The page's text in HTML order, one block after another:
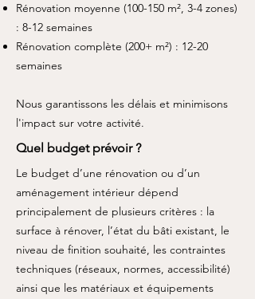
Rénovation moyenne (100-150 m², 3-4 zones)
: 8-12 semaines
Rénovation complète (200+ m²) : 12-20
semaines
Nous garantissons les délais et minimisons
l'impact sur votre activité.
Quel budget prévoir ?
Le budget d’une rénovation ou d’un
aménagement intérieur dépend
principalement de plusieurs critères : la
surface à rénover, l’état du bâti existant, le
niveau de finition souhaité, les contraintes
techniques (réseaux, normes, accessibilité)
ainsi que les matériaux et équipements